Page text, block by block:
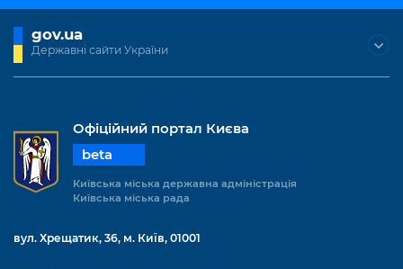
gov.ua
Державні сайти України
Офіційний портал Києва
beta
Київська міська державна адміністрація
Київська міська рада
вул. Хрещатик, 36, м. Київ, 01001